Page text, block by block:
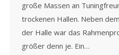
große Massen an
trockenen Hallen. Neben
der Halle war das
größer denn je. Ein…